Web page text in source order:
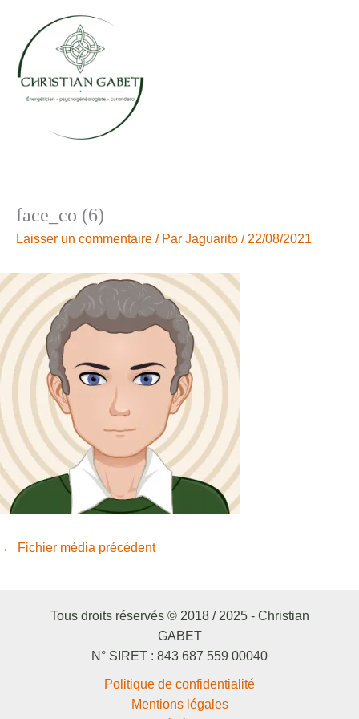
contenu
face_co (6)
Laisser un commentaire / Par Jaguarito / 22/08/2021
← Fichier média précédent
Tous droits réservés © 2018 / 2025 - Christian
GABET
N° SIRET : 843 687 559 00040
Politique de confidentialité
Mentions légales